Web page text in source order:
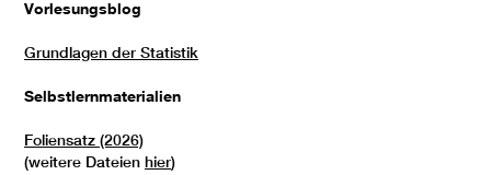
Vorlesungsblog
Grundlagen der Statistik
Selbstlernmaterialien
Foliensatz (2026)
(weitere Dateien hier)